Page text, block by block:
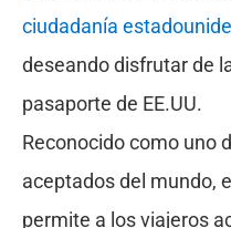
ciudadanía
deseando disfrutar de
pasaporte de EE.UU.
Reconocido como uno
aceptados del mundo,
permite a los viajeros